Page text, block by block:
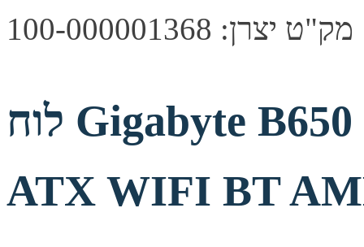
מק"ט יצרן: 100-000001368
לוח Gigabyte B650 Gaming X AX V2
ATX WIFI BT